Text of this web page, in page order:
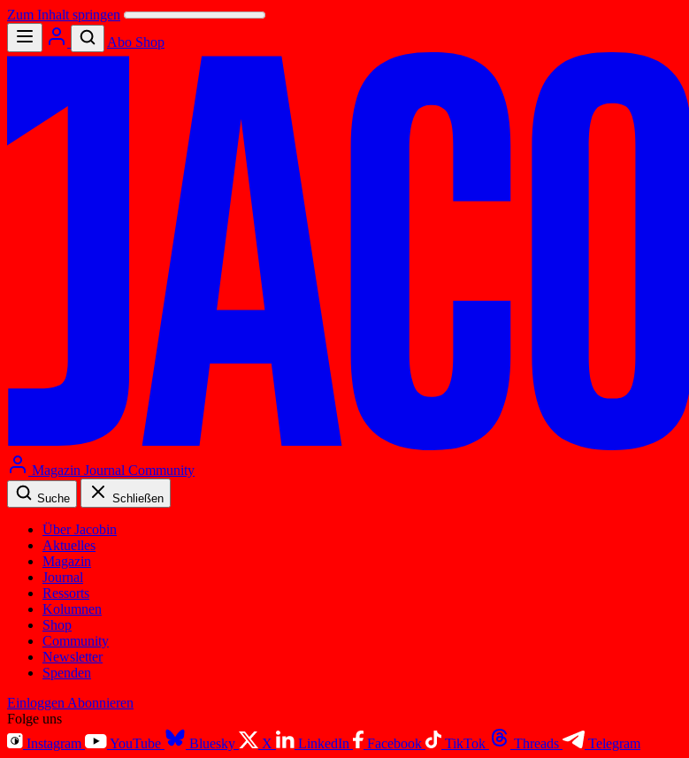
Zum Inhalt springen
Abo Shop
Magazin Journal Community
Suche Schließen
Über Jacobin
Aktuelles
Magazin
Journal
Ressorts
Kolumnen
Shop
Community
Newsletter
Spenden
Einloggen Abonnieren
Folge uns
Instagram
YouTube Bluesky X LinkedIn Facebook TikTok Threads
Telegram